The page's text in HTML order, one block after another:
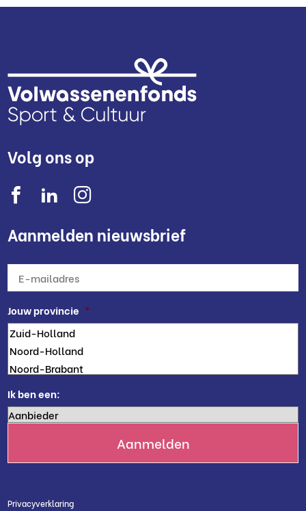
Volg ons op
Aanmelden nieuwsbrief
mailadres *
Jouw provincie *
Ik ben een:
Privacyverklaring